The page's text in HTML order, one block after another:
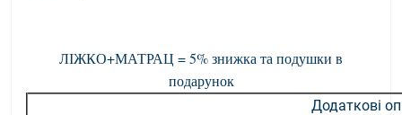
ЛІЖКО+МАТРАЦ = 5% знижка та подушки в
подарунок
Додаткові